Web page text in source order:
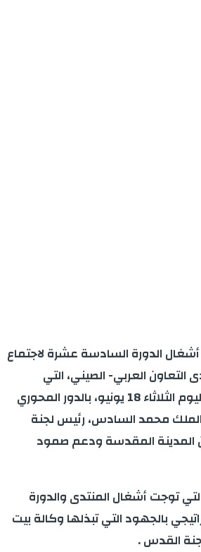
الدورة السادسة عشرة لاجتماع
التعاون العربي- الصيني، التي
استضافتها أبوظبي، اليوم الثلاثاء 18 يونيو، بالدور المحوري
الملك محمد السادس، رئيس لجنة
المقدسة ودعم صمود
توجت أشغال المنتدى والدورة
بالجهود التي تبذلها وكالة بيت
القدس .